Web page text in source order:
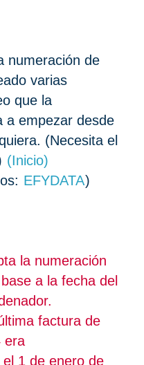
numeración de
varias
que la
a empezar desde
(Necesita el
(Inicio)
EFYDATA)
la numeración
a la fecha del
factura de
era
1 de enero de